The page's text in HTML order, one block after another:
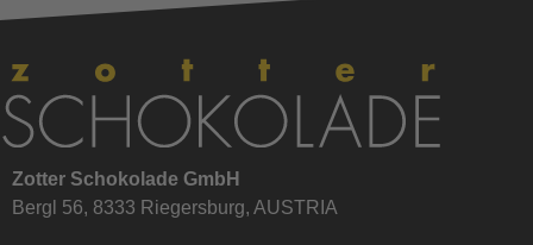
Zotter Schokolade GmbH
Bergl 56, 8333 Riegersburg, AUSTRIA